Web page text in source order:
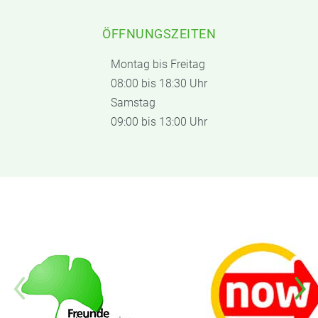
ÖFFNUNGSZEITEN
Montag bis Freitag
08:00 bis 18:30 Uhr
Samstag
09:00 bis 13:00 Uhr